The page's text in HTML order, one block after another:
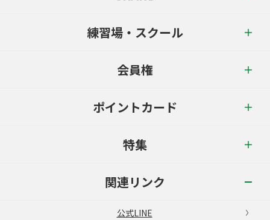
練習場・スクール
会員権
ポイントカード
特集
関連リンク
公式LINE